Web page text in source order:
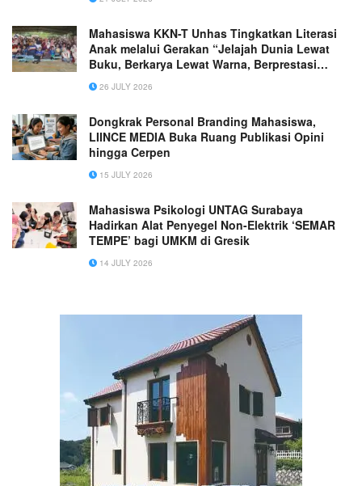
Mahasiswa KKN-T Unhas Tingkatkan Literasi
Anak melalui Gerakan “Jelajah Dunia Lewat
Buku, Berkarya Lewat Warna, Berprestasi
Lewat Cerita” sebagai Upaya Menumbuhkan
Minat Baca dalam Peringatan Hari Anak
26 JULY 2026
Dongkrak Personal Branding Mahasiswa,
LIINCE MEDIA Buka Ruang Publikasi Opini
hingga Cerpen
15 JULY 2026
Mahasiswa Psikologi UNTAG Surabaya
Hadirkan Alat Penyegel Non-Elektrik ‘SEMAR
TEMPE’ bagi UMKM di Gresik
14 JULY 2026